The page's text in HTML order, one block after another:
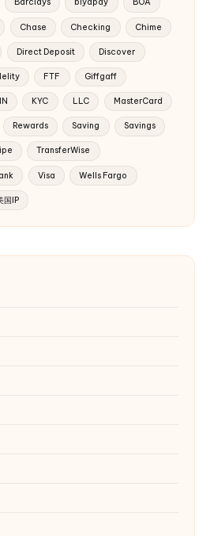
Barclays biyapay BOA
Chase Checking Chime
Direct Deposit Discover
FTF Giffgaff
KYC LLC MasterCard
Rewards Saving Savings
TransferWise
Visa Wells Fargo
国IP